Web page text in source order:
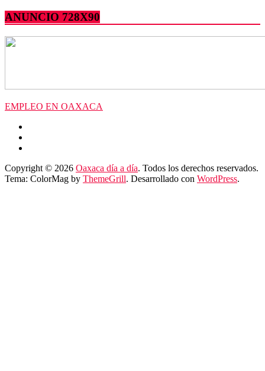
ANUNCIO 728X90
EMPLEO EN OAXACA
Copyright © 2026 Oaxaca día a día. Todos los derechos reservados.
Tema: ColorMag by ThemeGrill. Desarrollado con WordPress.